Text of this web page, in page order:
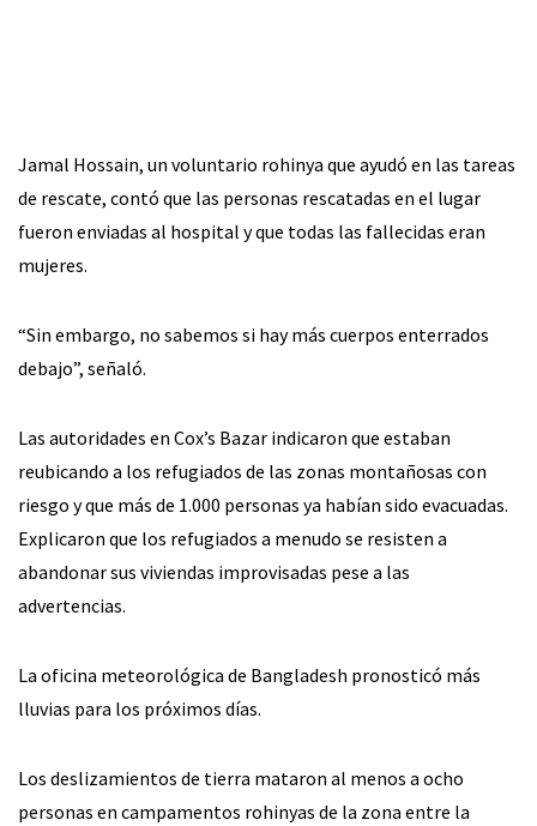
Jamal Hossain, un voluntario rohinya que ayudó en las tareas
de rescate, contó que las personas rescatadas en el lugar
fueron enviadas al hospital y que todas las fallecidas eran
mujeres.
“Sin embargo, no sabemos si hay más cuerpos enterrados
debajo”, señaló.
Las autoridades en Cox’s Bazar indicaron que estaban
reubicando a los refugiados de las zonas montañosas con
riesgo y que más de 1.000 personas ya habían sido evacuadas.
Explicaron que los refugiados a menudo se resisten a
abandonar sus viviendas improvisadas pese a las
advertencias.
La oficina meteorológica de Bangladesh pronosticó más
lluvias para los próximos días.
Los deslizamientos de tierra mataron al menos a ocho
personas en campamentos rohinyas de la zona entre la